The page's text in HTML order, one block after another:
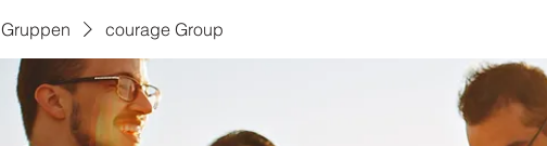
Gruppen courage Group